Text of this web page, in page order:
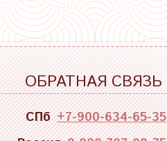
ОБРАТНАЯ СВЯЗЬ
СПб +7-900-634-65-35